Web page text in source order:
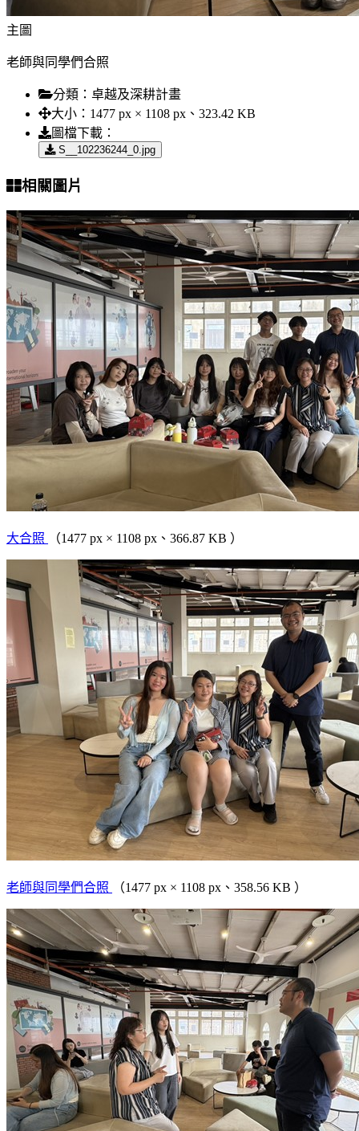
主圖
老師與同學們合照
分類： 卓越及深耕計畫
大小： 1477 px × 1108 px、323.42 KB
圖檔下載：
S__102236244_0.jpg
相關圖片
大合照 （1477 px × 1108 px、366.87 KB ）
老師與同學們合照 （1477 px × 1108 px、358.56 KB ）